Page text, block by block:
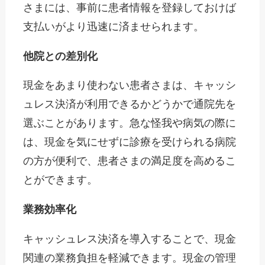
さまには、事前に患者情報を登録しておけば
支払いがより迅速に済ませられます。
他院との差別化
現金をあまり使わない患者さまは、キャッシ
ュレス決済が利用できるかどうかで通院先を
選ぶことがあります。急な怪我や病気の際に
は、現金を気にせずに診療を受けられる病院
の方が便利で、患者さまの満足度を高めるこ
とができます。
業務効率化
キャッシュレス決済を導入することで、現金
関連の業務負担を軽減できます。現金の管理